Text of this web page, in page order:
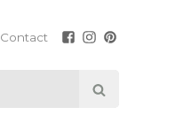
Contact